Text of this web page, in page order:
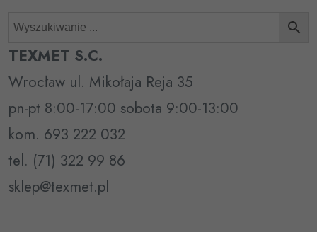
TEXMET S.C.
Wrocław ul. Mikołaja Reja 35
pn-pt 8:00-17:00 sobota 9:00-13:00
kom. 693 222 032
tel. (71) 322 99 86
sklep@texmet.pl